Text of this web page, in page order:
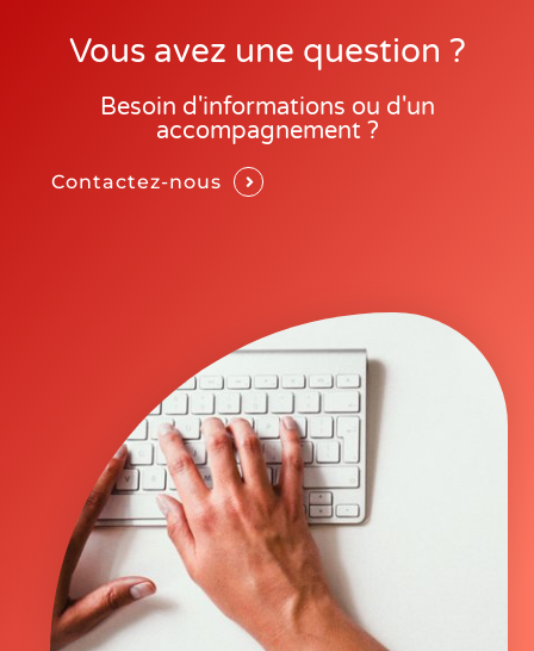
Vous avez une question ?
Besoin d'informations ou d'un
accompagnement ?
Contactez-nous